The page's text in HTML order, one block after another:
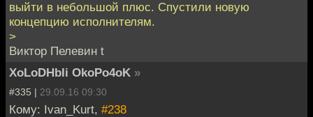
выйти в небольшой плюс. Спустили новую
концепцию исполнителям.
>
Виктор Пелевин t
XoLoDHbIi OkoPo4oK »
#335 | 29.09.16 09:30
Кому: Ivan_Kurt, #238